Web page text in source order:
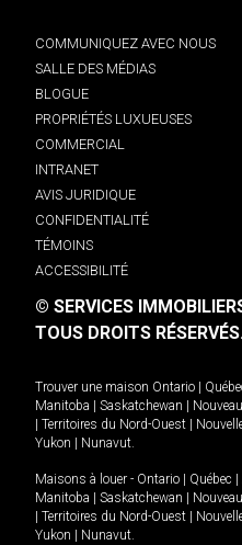
COMMUNIQUEZ AVEC NOUS
SALLE DES MÉDIAS
BLOGUE
PROPRIÉTÉS LUXUEUSES
COMMERCIAL
INTRANET
AVIS JURIDIQUE
CONFIDENTIALITÉ
TÉMOINS
ACCESSIBILITÉ
© SERVICES
TOUS DROITS
Trouver une maison Ontario
Manitoba
Saskatchewan
Territoires du Nord-Ouest
Yukon
Nunavut.
Maisons à louer - Ontario Québec
Manitoba
Saskatchewan
Territoires du Nord-Ouest
Yukon
Nunavut.